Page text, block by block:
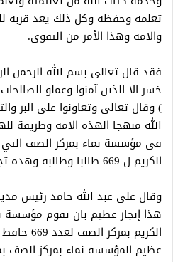
تعلمه وحفظه وكل ذلك يعد قربه
والامه وهذا الأمر من التقوى.
فقد قال تعالى بسم الله الرحمن
خسر الا الذين آمنوا وعملو
) وقال تعالى وتعاونوا على البر
الله منهجا الهذه الامه وطريقة
فى مؤسسة نماء بمركز الصف
الكريم ل 669 طالبا وطالبة وهذه تجربة رائدة وعظيمة.
وقال على عبد الله حامد رئيس
هذا إنجاز عظيم بان تقوم مؤسسة
الكريم
عظيم المؤسسة نماء بمركز الصف